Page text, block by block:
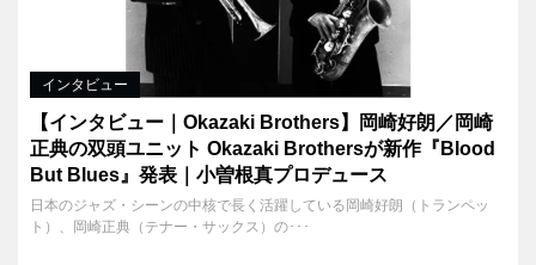
インタビュー
【インタビュー｜Okazaki Brothers】岡崎好朗／岡崎
正典の双頭ユニット Okazaki Brothersが新作『Blood
But Blues』発表｜小曽根真プロデュース
日本のジャズ・シーンの中核で長く活躍している岡崎好朗（トランペッ
ト）、岡崎正典（テナー・サックス）の･･･